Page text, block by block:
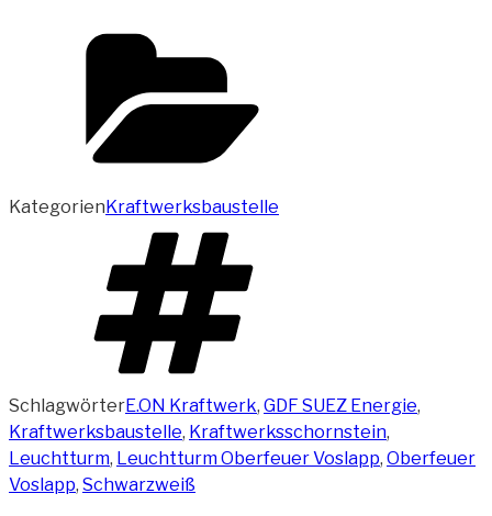
KategorienKraftwerksbaustelle
SchlagwörterE.ON Kraftwerk, GDF SUEZ Energie,
Kraftwerksbaustelle, Kraftwerksschornstein,
Leuchtturm, Leuchtturm Oberfeuer Voslapp, Oberfeuer
Voslapp, Schwarzweiß